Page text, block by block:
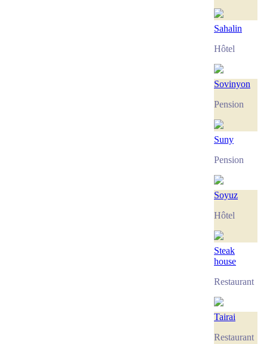
Sahalin
Hôtel
Sovinyon
Pension
Suny
Pension
Soyuz
Hôtel
Steak
house
Restaurant
Tairai
Restaurant